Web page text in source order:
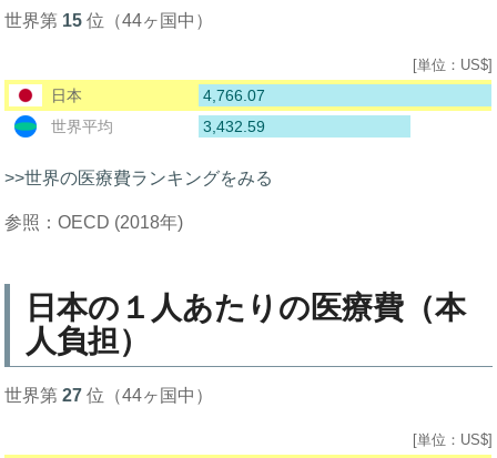
世界第 15 位（44ヶ国中）
[単位：US$]
日本
4,766.07
世界平均
3,432.59
>>世界の医療費ランキングをみる
参照：OECD (2018年)
日本の１人あたりの医療費（本
人負担）
世界第27 位（44ヶ国中）
[単位：US$]